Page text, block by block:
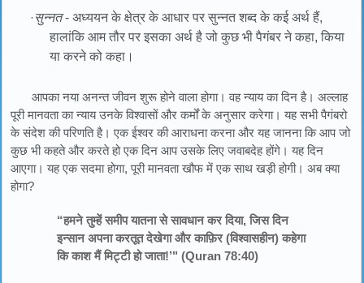
·सुन्नत- अध्ययन के क्षेत्र के आधार पर सुन्नत शब्द के कई अर्थ हैं,
हालांकि आम तौर पर इसका अर्थ है जो कुछ भी पैगंबर ने कहा, किया
या करने को कहा।
आपका नया अनन्त जीवन शुरू होने वाला होगा। वह न्याय का दिन है। अल्लाह
पूरी मानवता का न्याय उनके विश्वासों और कर्मों के अनुसार करेगा। यह सभी पैगंबरो
के संदेश की परिणति है। एक ईश्वर की आराधना करना और यह जानना कि आप जो
कुछ भी कहते और करते हो एक दिन आप उसके लिए जवाबदेह होंगे। यह दिन
आएगा। यह एक सदमा होगा, पूरी मानवता खौफ में एक साथ खड़ी होगी। अब क्या
होगा?
“हमने तुम्हें समीप यातना से सावधान कर दिया, जिस दिन
इन्सान अपना करतूत देखेगा और काफ़िर (विश्वासहीन) कहेगा
कि काश मैं मिट्टी हो जाता!’" (Quran 78:40)